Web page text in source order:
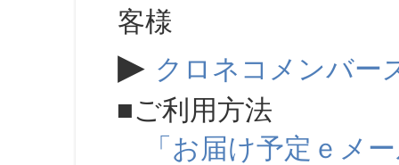
客様
▶ クロネコメンバー
■ご利用方法
「お届け予定ｅメ